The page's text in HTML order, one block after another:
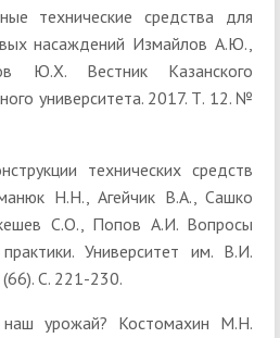
технические средства для
насаждений Измайлов А.Ю.,
Ю.Х. Вестник Казанского
университета. 2017. Т. 12. №
технических средств
Н.Н., Агейчик В.А., Сашко
С.О., Попов А.И. Вопросы
Университет им. В.И.
С. 221-230.
урожай? Костомахин М.Н.